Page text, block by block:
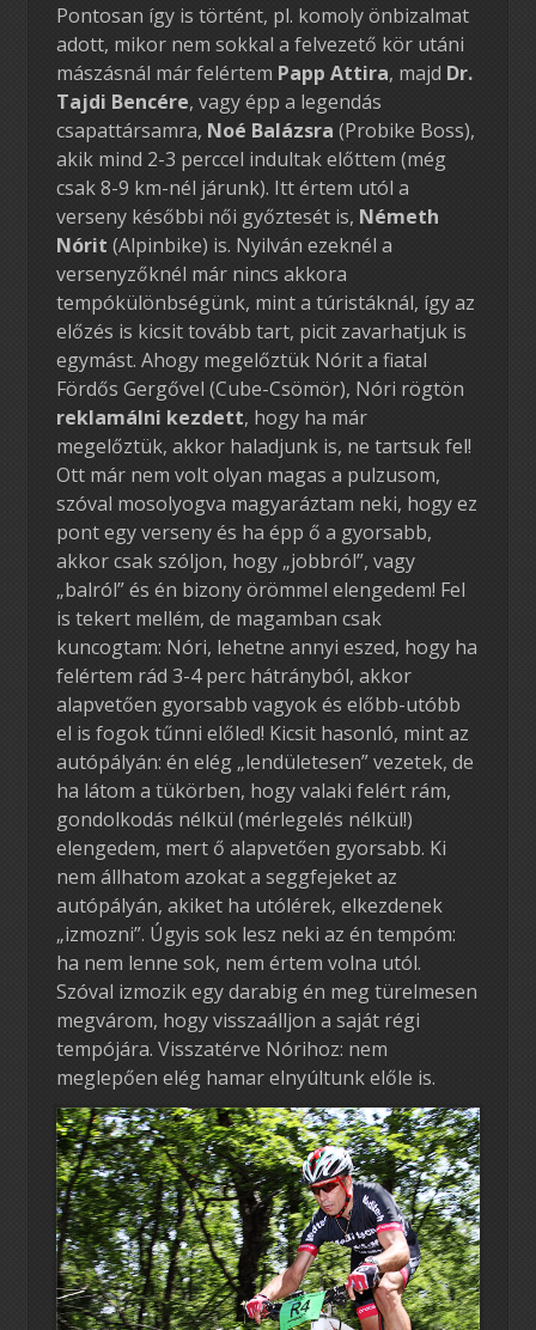
Pontosan így is történt, pl. komoly önbizalmat
adott, mikor nem sokkal a felvezető kör utáni
mászásnál már felértem Papp Attira, majd Dr.
Tajdi Bencére, vagy épp a legendás
csapattársamra, Noé Balázsra (Probike Boss),
akik mind 2-3 perccel indultak előttem (még
csak 8-9 km-nél járunk). Itt értem utól a
verseny későbbi női győztesét is, Németh
Nórit (Alpinbike) is. Nyilván ezeknél a
versenyzőknél már nincs akkora
tempókülönbségünk, mint a túristáknál, így az
előzés is kicsit tovább tart, picit zavarhatjuk is
egymást. Ahogy megelőztük Nórit a fiatal
Fördős Gergővel (Cube-Csömör), Nóri rögtön
reklamálni kezdett, hogy ha már
megelőztük, akkor haladjunk is, ne tartsuk fel!
Ott már nem volt olyan magas a pulzusom,
szóval mosolyogva magyaráztam neki, hogy ez
pont egy verseny és ha épp ő a gyorsabb,
akkor csak szóljon, hogy „jobbról”, vagy
„balról” és én bizony örömmel elengedem! Fel
is tekert mellém, de magamban csak
kuncogtam: Nóri, lehetne annyi eszed, hogy ha
felértem rád 3-4 perc hátrányból, akkor
alapvetően gyorsabb vagyok és előbb-utóbb
el is fogok tűnni előled! Kicsit hasonló, mint az
autópályán: én elég „lendületesen” vezetek, de
ha látom a tükörben, hogy valaki felért rám,
gondolkodás nélkül (mérlegelés nélkül!)
elengedem, mert ő alapvetően gyorsabb. Ki
nem állhatom azokat a seggfejeket az
autópályán, akiket ha utólérek, elkezdenek
„izmozni”. Úgyis sok lesz neki az én tempóm:
ha nem lenne sok, nem értem volna utól.
Szóval izmozik egy darabig én meg türelmesen
megvárom, hogy visszaálljon a saját régi
tempójára. Visszatérve Nórihoz: nem
meglepően elég hamar elnyúltunk előle is.